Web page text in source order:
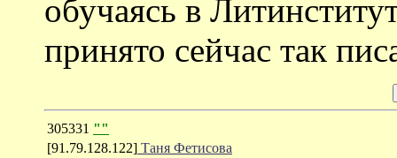
обучаясь в
принято сейчас так
305331 ""
[91.79.128.122] Таня Фетисова